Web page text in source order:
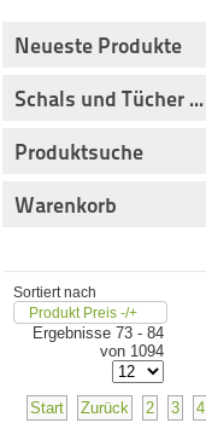
Neueste Produkte
Schals und Tücher ...
Produktsuche
Warenkorb
Sortiert nach
Produkt Preis -/+
Ergebnisse 73 - 84
von 1094
Start Zurück 2 3 4